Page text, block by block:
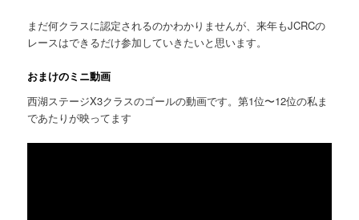
まだ何クラスに認定されるのかわかりませんが、来年もJCRCの
レースはできるだけ参加していきたいと思います。
おまけのミニ動画
西湖ステージX3クラスのゴールの動画です。第1位〜12位の私ま
であたりが映ってます